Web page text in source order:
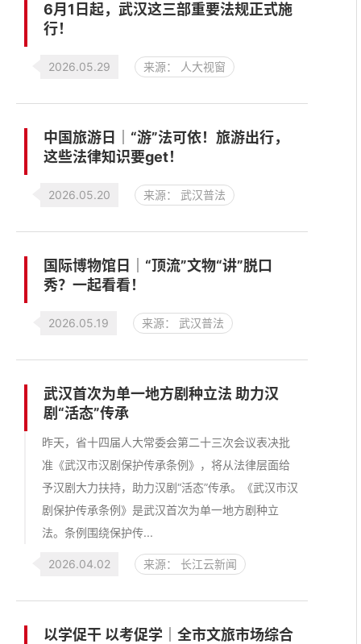
6月1日起，武汉这三部重要法规正式施
行！
2026.05.29 来源： 人大视窗
中国旅游日｜“游”法可依！旅游出行，
这些法律知识要get！
2026.05.20 来源： 武汉普法
国际博物馆日｜“顶流”文物“讲”脱口
秀？一起看看！
2026.05.19 来源： 武汉普法
武汉首次为单一地方剧种立法 助力汉
剧“活态”传承
昨天，省十四届人大常委会第二十三次会议表决批
准《武汉市汉剧保护传承条例》，将从法律层面给
予汉剧大力扶持，助力汉剧“活态”传承。《武汉市汉
剧保护传承条例》是武汉首次为单一地方剧种立
法。条例围绕保护传...
2026.04.02 来源： 长江云新闻
以学促干 以考促学｜全市文旅市场综合